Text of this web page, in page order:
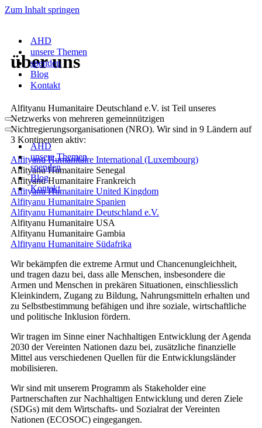
Zum Inhalt springen
AHD
unsere Themen
spenden
Blog
Kontakt
Navigationsmenü
Navigationsmenü
AHD
unsere Themen
spenden
Blog
Kontakt
überuns
Alfityanu Humanitaire Deutschland e.V. ist Teil unseres
Netzwerks von mehreren gemeinnützigen
Nichtregierungsorganisationen (NRO). Wir sind in 9 Ländern auf
3 Kontinenten aktiv:
Alfityanu Humanitaire International (Luxembourg)
Alfityanu Humanitaire Senegal
Alfityanu Humanitaire Frankreich
Alfityanu Humanitaire United Kingdom
Alfityanu Humanitaire Spanien
Alfityanu Humanitaire Deutschland e.V.
Alfityanu Humanitaire USA
Alfityanu Humanitaire Gambia
Alfityanu Humanitaire Südafrika
Wir bekämpfen die extreme Armut und Chancenungleichheit,
und tragen dazu bei, dass alle Menschen, insbesondere die
Armen und Menschen in prekären Situationen, einschliesslich
Kleinkindern, Zugang zu Bildung, Nahrungsmitteln erhalten und
zu Selbstbestimmung befähigen und ihre soziale, wirtschaftliche
und politische Inklusion fördern.
Wir tragen im Sinne einer Nachhaltigen Entwicklung der Agenda
2030 der Vereinten Nationen dazu bei, zusätzliche finanzielle
Mittel aus verschiedenen Quellen für die Entwicklungsländer
mobilisieren.
Wir sind mit unserem Programm als Stakeholder eine
Partnerschaften zur Nachhaltigen Entwicklung und deren Ziele
(SDGs) mit dem Wirtschafts- und Sozialrat der Vereinten
Nationen (ECOSOC) eingegangen.